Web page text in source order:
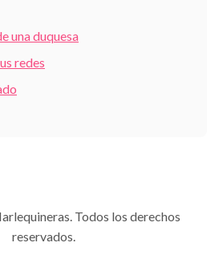
una duquesa
redes
Todos los derechos
reservados.